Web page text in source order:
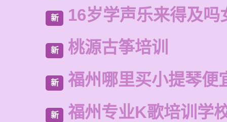
新 16岁学声乐来得及吗
新 桃源古筝培训
新 福州哪里买小提琴便
新 福州专业K歌培训学